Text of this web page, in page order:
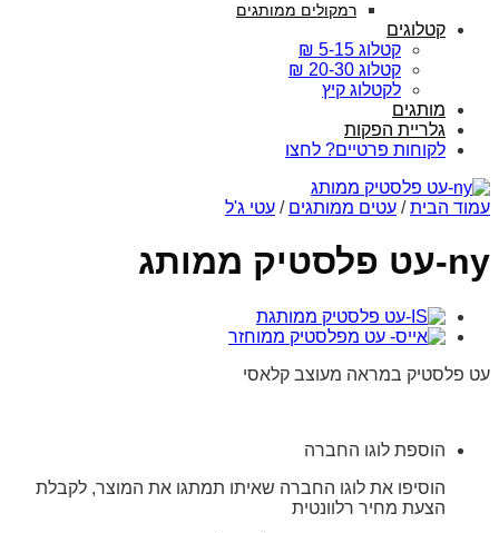
רמקולים ממותגים
קטלוגים
קטלוג 5-15 ₪
קטלוג 20-30 ₪
לקטלוג קיץ
מותגים
גלריית הפקות
לקוחות פרטיים? לחצו
עמוד הבית / עטים ממותגים / עטי ג'ל
ny-עט פלסטיק ממותג
עט פלסטיק במראה מעוצב קלאסי
הוספת לוגו החברה
הוסיפו את לוגו החברה שאיתו תמתגו את המוצר, לקבלת
הצעת מחיר רלוונטית